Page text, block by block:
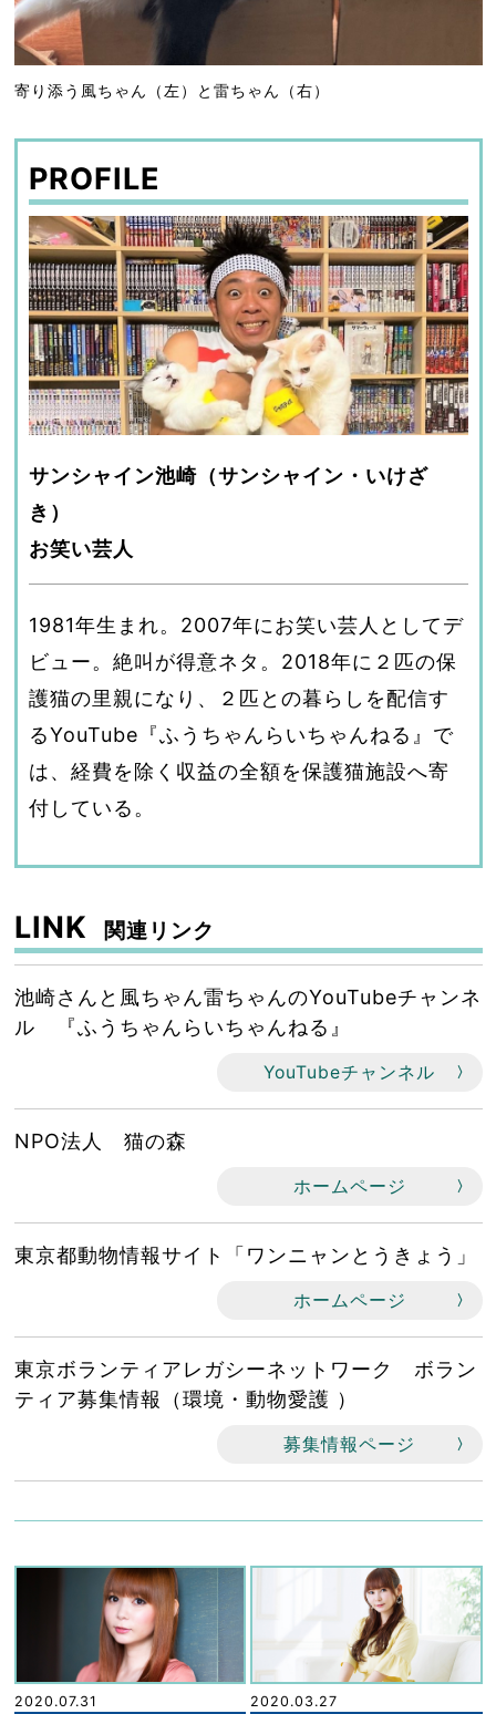
寄り添う風ちゃん（左）と雷ちゃん（右）
PROFILE
サンシャイン池崎（サンシャイン・いけざ
き）
お笑い芸人
1981年生まれ。2007年にお笑い芸人としてデ
ビュー。絶叫が得意ネタ。2018年に２匹の保
護猫の里親になり、２匹との暮らしを配信す
るYouTube『ふうちゃんらいちゃんねる』で
は、経費を除く収益の全額を保護猫施設へ寄
付している。
LINK 関連リンク
池崎さんと風ちゃん雷ちゃんのYouTubeチャンネ
ル 『ふうちゃんらいちゃんねる』
YouTubeチャンネル
NPO法人 猫の森
ホームページ
東京都動物情報サイト「ワンニャンとうきょう」
ホームページ
東京ボランティアレガシーネットワーク ボラン
ティア募集情報（環境・動物愛護 ）
募集情報ページ
2020.07.31
2020.03.27